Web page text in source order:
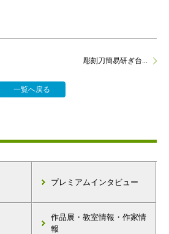
一覧へ戻る
彫刻刀簡易研ぎ台...
プレミアムインタビュー
作品展・教室情報・作家情
報